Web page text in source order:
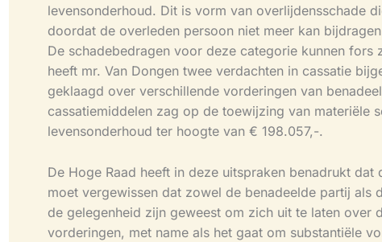
levensonderhoud. Dit is vorm van overlijdensschade
doordat de overleden persoon niet meer kan
De schadebedragen voor deze categorie kunnen fors
heeft mr. Van Dongen twee verdachten in cassatie
geklaagd over verschillende vorderingen van
cassatiemiddelen zag op de toewijzing van materiële
levensonderhoud ter hoogte van € 198.057,-.
De Hoge Raad heeft in deze uitspraken benadrukt
moet vergewissen dat zowel de benadeelde partij als
de gelegenheid zijn geweest om zich uit te laten over
vorderingen, met name als het gaat om substantiële